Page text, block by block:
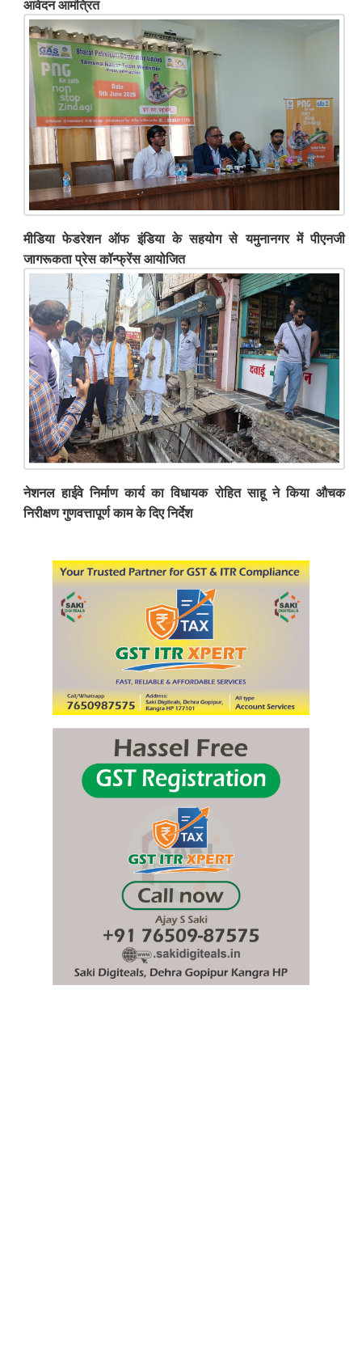
आवेदन आमंत्रित
मीडिया फेडरेशन ऑफ इंडिया के सहयोग से यमुनानगर में पीएनजी
जागरूकता प्रेस कॉन्फ्रेंस आयोजित
नेशनल हाईवे निर्माण कार्य का विधायक रोहित साहू ने किया औचक
निरीक्षण गुणवत्तापूर्ण काम के दिए निर्देश